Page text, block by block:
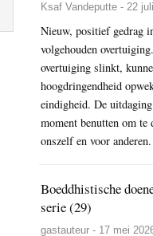
Ksaf Vandeputte - 22
Nieuw, positief gedrag
volgehouden
overtuiging slinkt,
hoogdringendheid
eindigheid. De
moment benutten om te
onszelf en voor anderen.
Boeddhistische
serie (29)
gastauteur - 17 mei